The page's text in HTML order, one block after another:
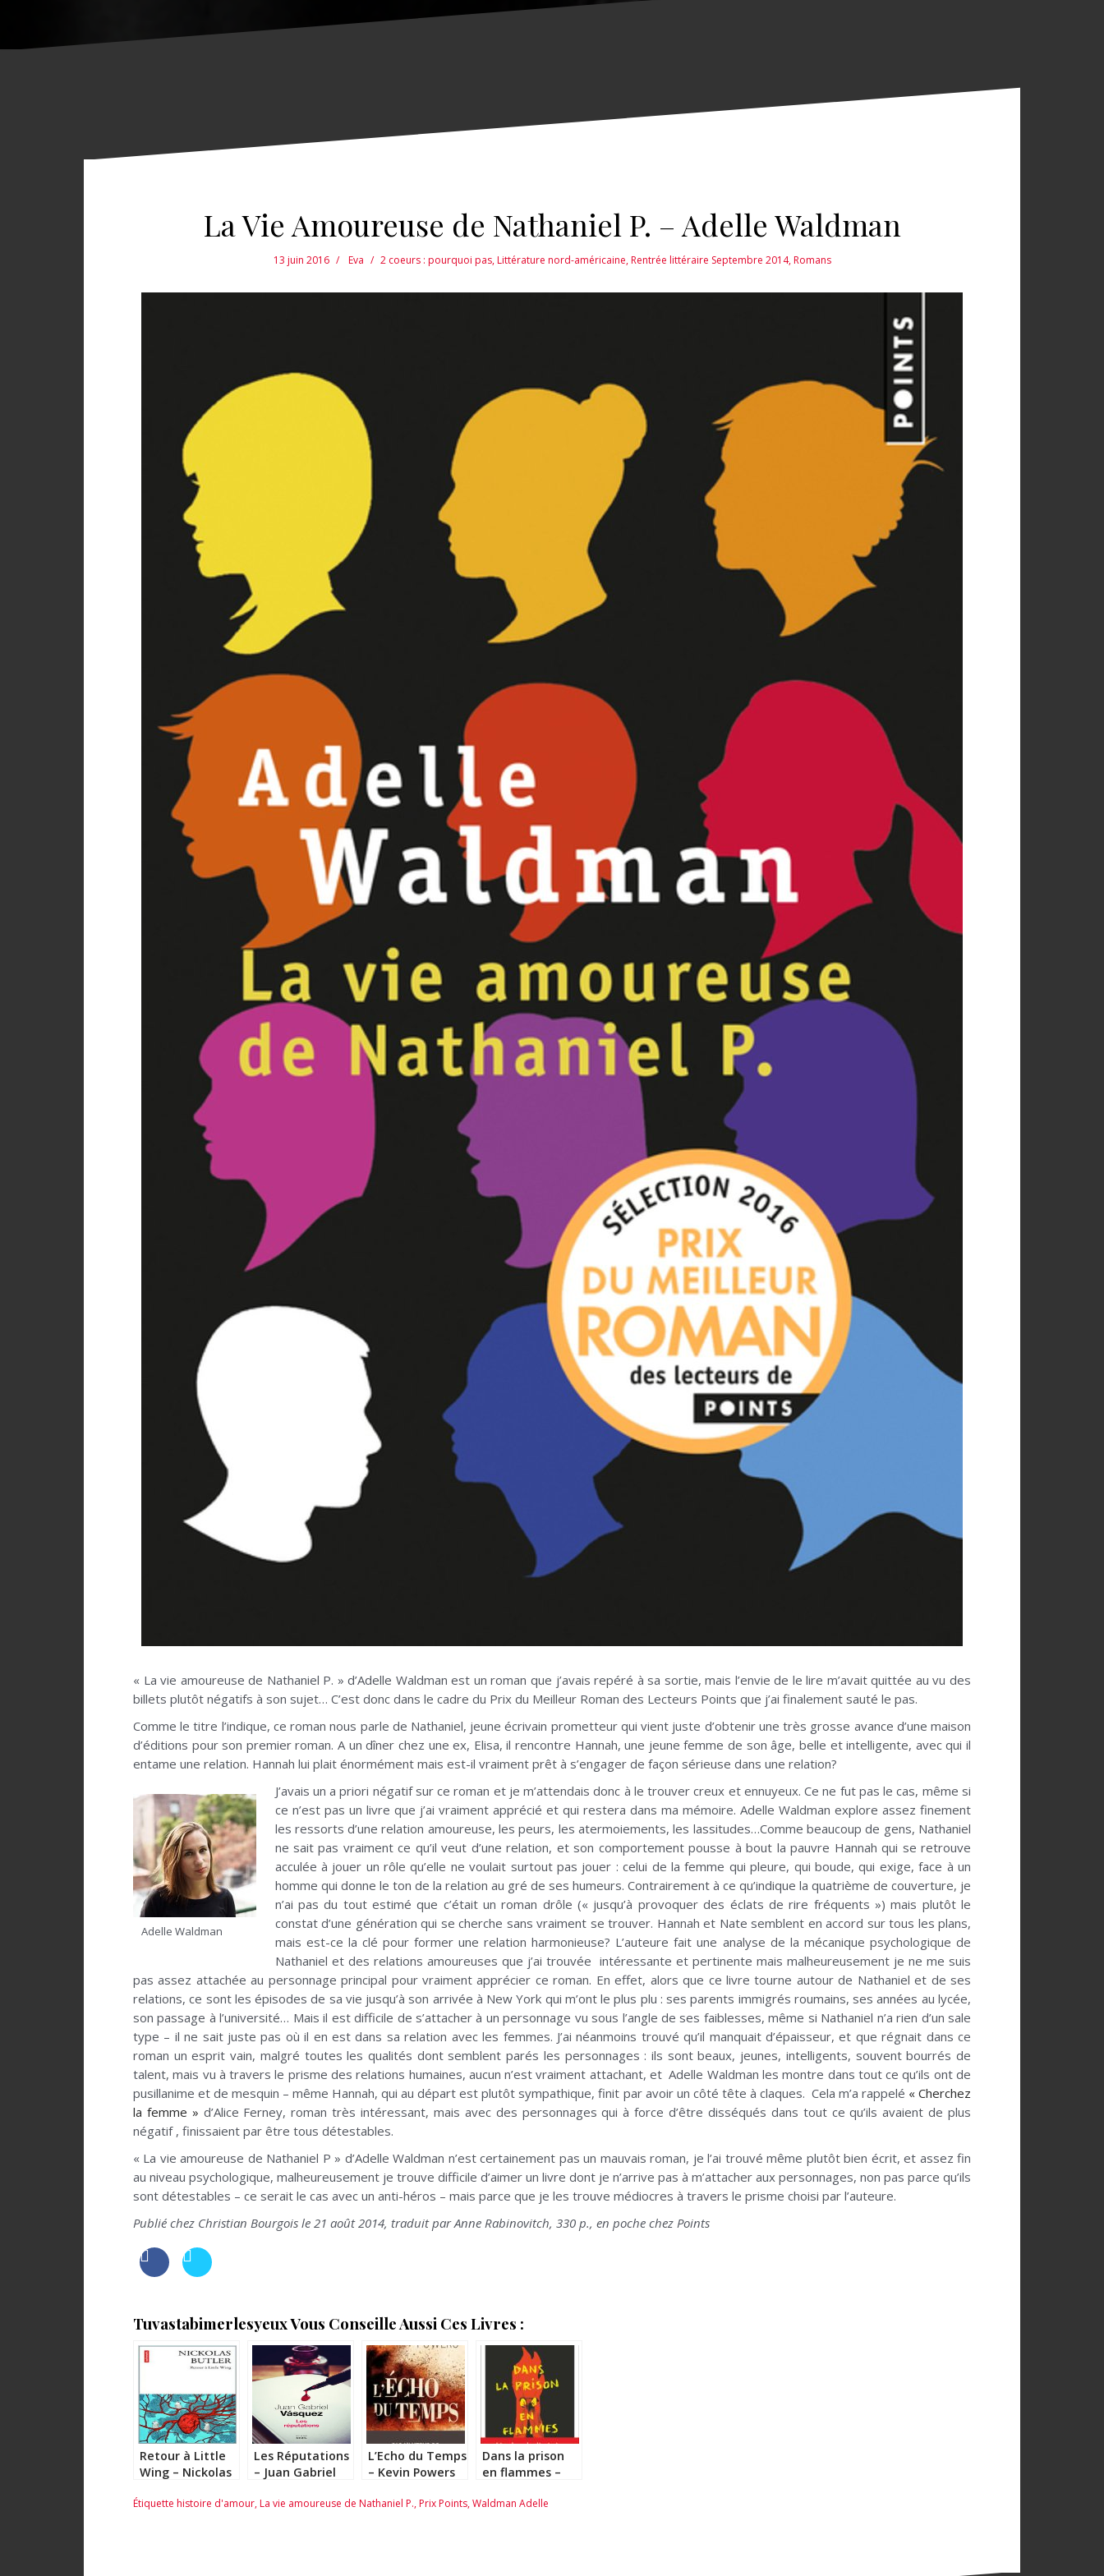
La Vie Amoureuse de Nathaniel P. – Adelle Waldman
13 juin 2016 Eva 2 coeurs : pourquoi pas,Littérature nord-américaine,Rentrée littéraire Septembre 2014,Romans
« La vie amoureuse de Nathaniel P. » d’Adelle Waldman est un roman que j’avais repéré à sa sortie, mais l’envie de le lire m’avait quittée au vu des
billets plutôt négatifs à son sujet… C’est donc dans le cadre du Prix du Meilleur Roman des Lecteurs Points que j’ai finalement sauté le pas.
Comme le titre l’indique, ce roman nous parle de Nathaniel, jeune écrivain prometteur qui vient juste d’obtenir une très grosse avance d’une maison
d’éditions pour son premier roman. A un dîner chez une ex, Elisa, il rencontre Hannah, une jeune femme de son âge, belle et intelligente, avec qui il
entame une relation. Hannah lui plait énormément mais est-il vraiment prêt à s’engager de façon sérieuse dans une relation?
Adelle Waldman
J’avais un a priori négatif sur ce roman et je m’attendais donc à le trouver creux et ennuyeux. Ce ne fut pas le cas, même si
ce n’est pas un livre que j’ai vraiment apprécié et qui restera dans ma mémoire. Adelle Waldman explore assez finement
les ressorts d’une relation amoureuse, les peurs, les atermoiements, les lassitudes…Comme beaucoup de gens, Nathaniel
ne sait pas vraiment ce qu’il veut d’une relation, et son comportement pousse à bout la pauvre Hannah qui se retrouve
acculée à jouer un rôle qu’elle ne voulait surtout pas jouer : celui de la femme qui pleure, qui boude, qui exige, face à un
homme qui donne le ton de la relation au gré de ses humeurs. Contrairement à ce qu’indique la quatrième de couverture, je
n’ai pas du tout estimé que c’était un roman drôle (« jusqu’à provoquer des éclats de rire fréquents ») mais plutôt le
constat d’une génération qui se cherche sans vraiment se trouver. Hannah et Nate semblent en accord sur tous les plans,
mais est-ce la clé pour former une relation harmonieuse? L’auteure fait une analyse de la mécanique psychologique de
Nathaniel et des relations amoureuses que j’ai trouvée intéressante et pertinente mais malheureusement je ne me suis
pas assez attachée au personnage principal pour vraiment apprécier ce roman. En effet, alors que ce livre tourne autour de Nathaniel et de ses
relations, ce sont les épisodes de sa vie jusqu’à son arrivée à New York qui m’ont le plus plu : ses parents immigrés roumains, ses années au lycée,
son passage à l’université… Mais il est difficile de s’attacher à un personnage vu sous l’angle de ses faiblesses, même si Nathaniel n’a rien d’un sale
type – il ne sait juste pas où il en est dans sa relation avec les femmes. J’ai néanmoins trouvé qu’il manquait d’épaisseur, et que régnait dans ce
roman un esprit vain, malgré toutes les qualités dont semblent parés les personnages : ils sont beaux, jeunes, intelligents, souvent bourrés de
talent, mais vu à travers le prisme des relations humaines, aucun n’est vraiment attachant, et Adelle Waldman les montre dans tout ce qu’ils ont de
pusillanime et de mesquin – même Hannah, qui au départ est plutôt sympathique, finit par avoir un côté tête à claques. Cela m’a rappelé « Cherchez
la femme » d’Alice Ferney, roman très intéressant, mais avec des personnages qui à force d’être disséqués dans tout ce qu’ils avaient de plus
négatif , finissaient par être tous détestables.
« La vie amoureuse de Nathaniel P » d’Adelle Waldman n’est certainement pas un mauvais roman, je l’ai trouvé même plutôt bien écrit, et assez fin
au niveau psychologique, malheureusement je trouve difficile d’aimer un livre dont je n’arrive pas à m’attacher aux personnages, non pas parce qu’ils
sont détestables – ce serait le cas avec un anti-héros – mais parce que je les trouve médiocres à travers le prisme choisi par l’auteure.
Publié chez Christian Bourgois le 21 août 2014, traduit par Anne Rabinovitch, 330 p., en poche chez Points
Tuvastabimerlesyeux Vous Conseille Aussi Ces Livres :
Retour à Little
Wing – Nickolas
Les Réputations
– Juan Gabriel
L’Echo du Temps
– Kevin Powers
Dans la prison
en flammes –
Étiquette histoire d'amour,La vie amoureuse de Nathaniel P.,Prix Points,Waldman Adelle